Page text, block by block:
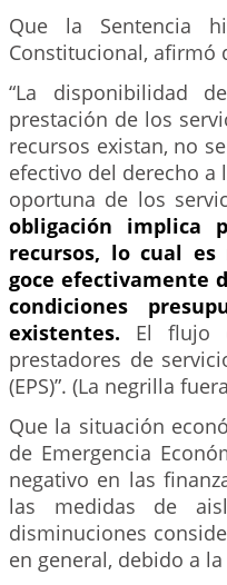
Que la Sentencia
Constitucional, afirmó
“La disponibilidad
prestación de los
recursos existan, no
efectivo del derecho a
oportuna de los
obligación implica
recursos, lo cual es
goce efectivamente
condiciones
existentes. El flujo
prestadores de
(EPS)”. (La negrilla
Que la situación
de Emergencia
negativo en las
las medidas de
disminuciones
en general, debido a